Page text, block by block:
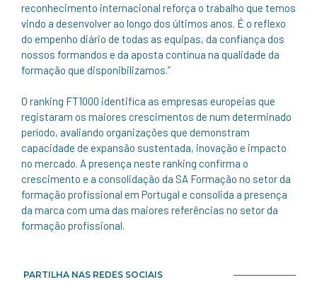
reconhecimento internacional reforça o trabalho que temos
vindo a desenvolver ao longo dos últimos anos. É o reflexo
do empenho diário de todas as equipas, da confiança dos
nossos formandos e da aposta contínua na qualidade da
formação que disponibilizamos.”
O ranking FT1000 identifica as empresas europeias que
registaram os maiores crescimentos de num determinado
período, avaliando organizações que demonstram
capacidade de expansão sustentada, inovação e impacto
no mercado. A presença neste ranking confirma o
crescimento e a consolidação da SA Formação no setor da
formação profissional em Portugal e consolida a presença
da marca com uma das maiores referências no setor da
formação profissional.
PARTILHA NAS REDES SOCIAIS